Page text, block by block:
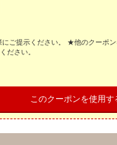
ご提示ください。 ★他のクーポ
ださい。
このクーポンを使用す